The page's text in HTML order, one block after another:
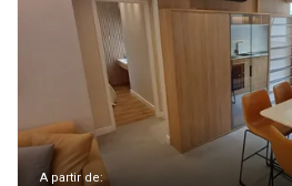
A partir de: